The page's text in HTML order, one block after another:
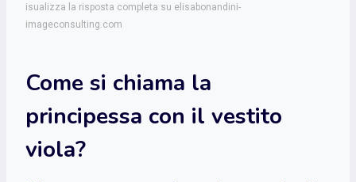
isualizza la risposta completa su elisabonandini-
imageconsulting.com
Come si chiama la
principessa con il vestito
viola?